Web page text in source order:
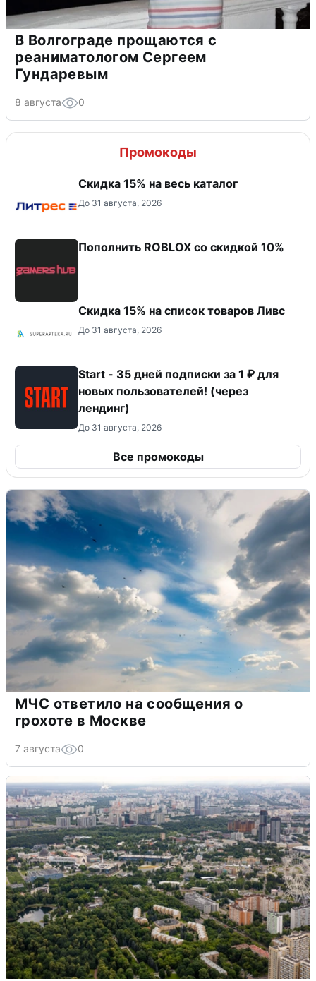
В Волгограде прощаются с
реаниматологом Сергеем
Гундаревым
8 августа 0
Промокоды
Скидка 15% на весь каталог
До 31 августа, 2026
Пополнить ROBLOX со скидкой 10%
Скидка 15% на список товаров Ливс
До 31 августа, 2026
Start - 35 дней подписки за 1 ₽ для
новых пользователей! (через
лендинг)
До 31 августа, 2026
Все промокоды
МЧС ответило на сообщения о
грохоте в Москве
7 августа 0